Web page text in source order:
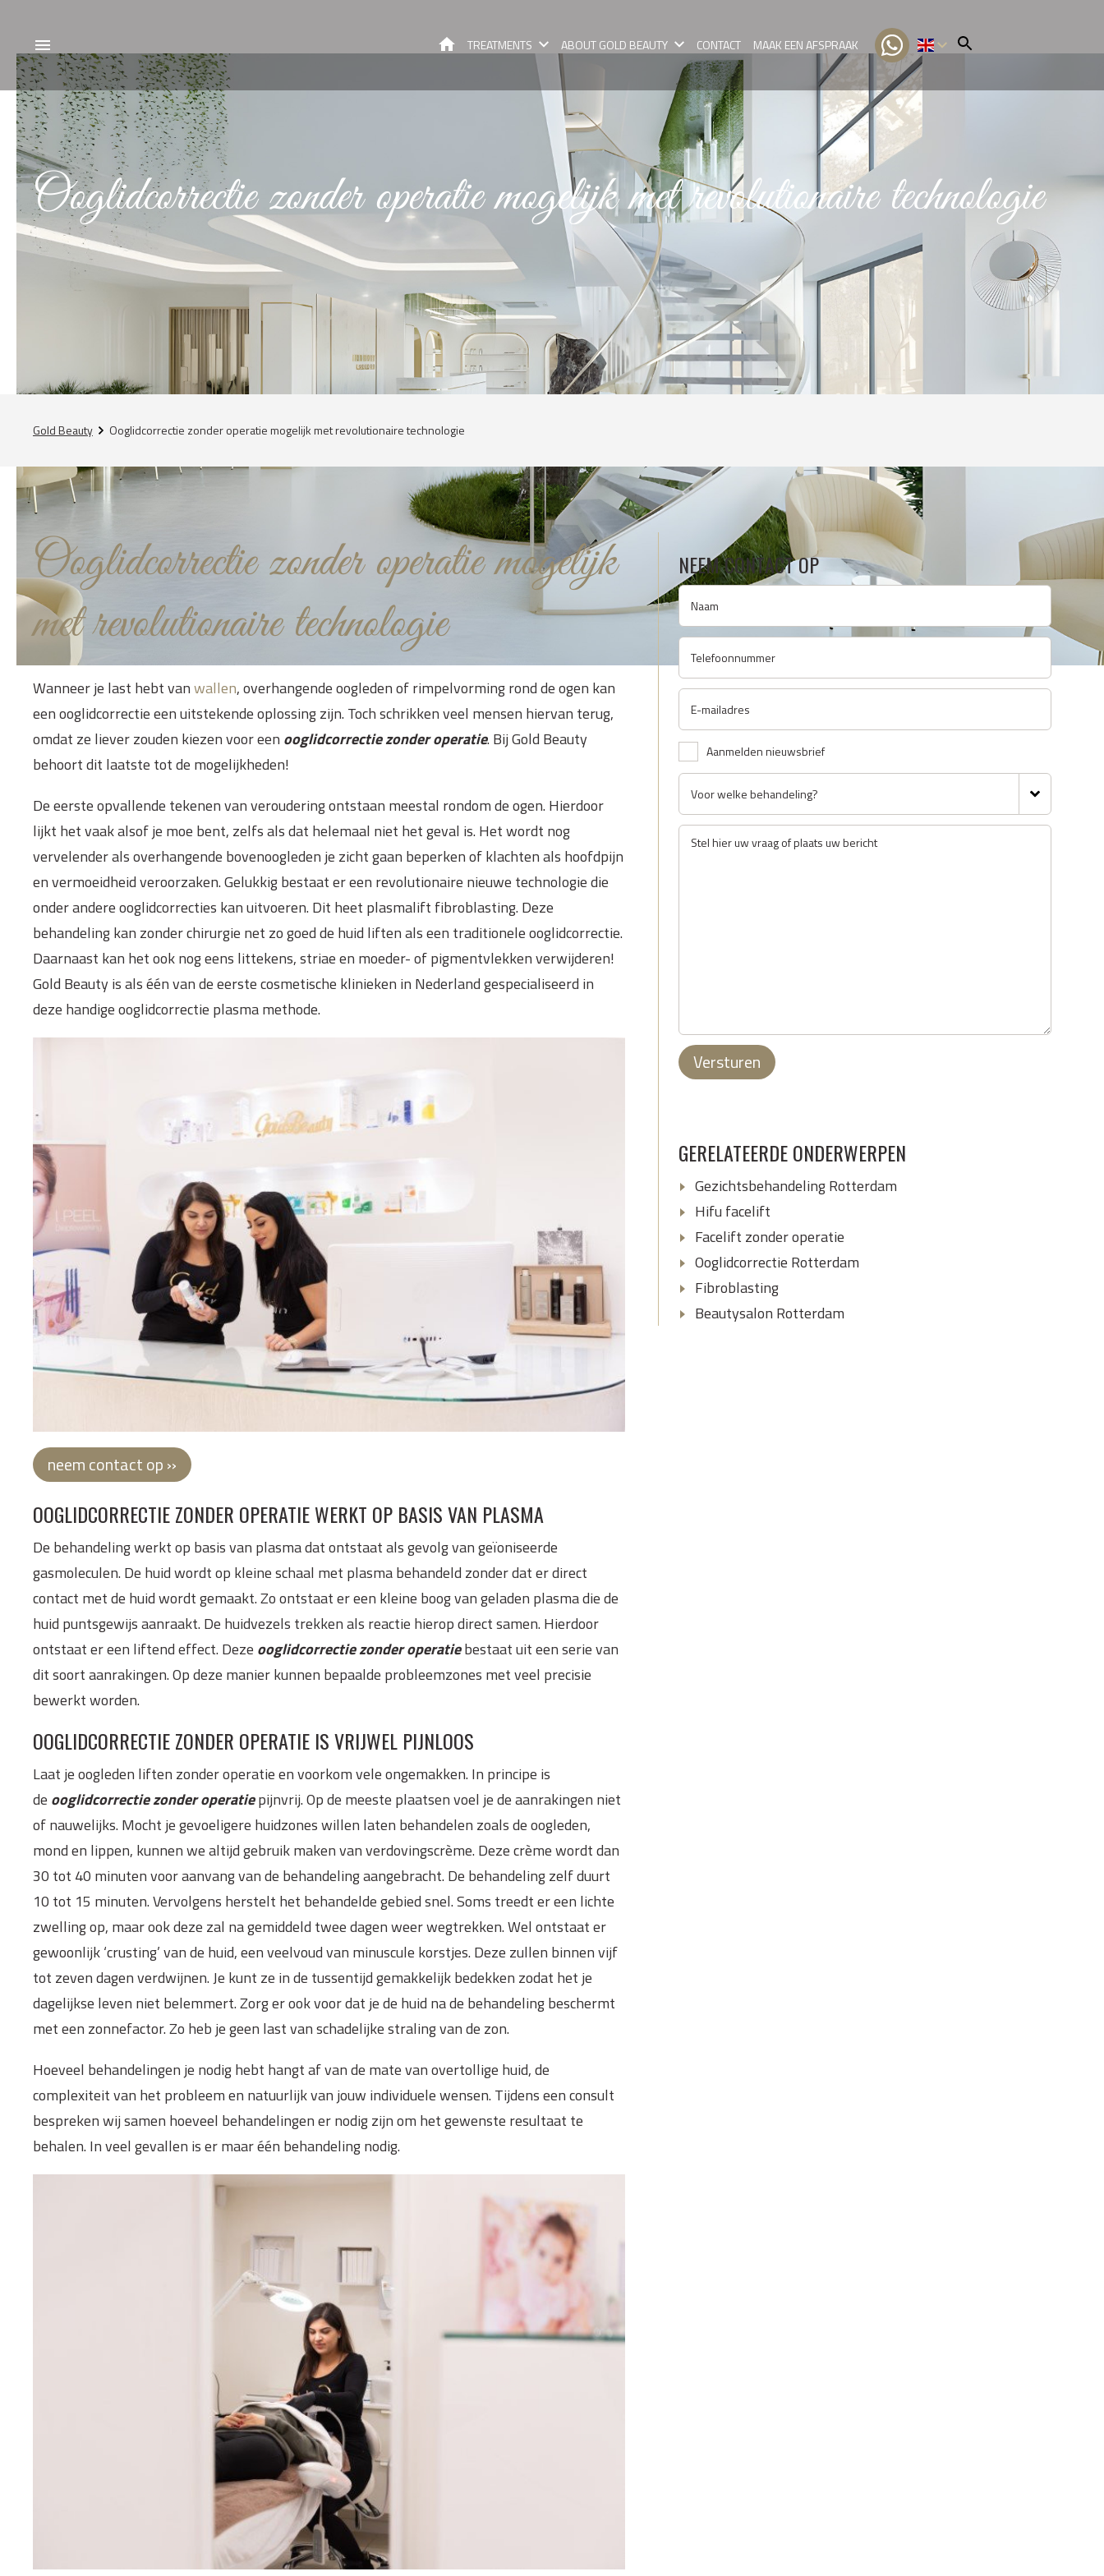
GOLD BEAUTY
TREATMENTS ABOUT GOLD BEAUTY CONTACT MAAK EEN AFSPRAAK
NL
Ooglidcorrectie zonder operatie mogelijk met revolutionaire technologie
Gold Beauty Ooglidcorrectie zonder operatie mogelijk met revolutionaire technologie
Ooglidcorrectie zonder operatie mogelijk
met revolutionaire technologie
Wanneer je last hebt vanwallen, overhangende oogleden of rimpelvorming rond de ogen kan
een ooglidcorrectie een uitstekende oplossing zijn. Toch schrikken veel mensen hiervan terug,
omdat ze liever zouden kiezen voor een ooglidcorrectie zonder operatie. Bij Gold Beauty
behoort dit laatste tot de mogelijkheden!
De eerste opvallende tekenen van veroudering ontstaan meestal rondom de ogen. Hierdoor
lijkt het vaak alsof je moe bent, zelfs als dat helemaal niet het geval is. Het wordt nog
vervelender als overhangende bovenoogleden je zicht gaan beperken of klachten als hoofdpijn
en vermoeidheid veroorzaken. Gelukkig bestaat er een revolutionaire nieuwe technologie die
onder andere ooglidcorrecties kan uitvoeren. Dit heet plasmalift fibroblasting. Deze
behandeling kan zonder chirurgie net zo goed de huid liften als een traditionele ooglidcorrectie.
Daarnaast kan het ook nog eens littekens, striae en moeder- of pigmentvlekken verwijderen!
Gold Beauty is als één van de eerste cosmetische klinieken in Nederland gespecialiseerd in
deze handige ooglidcorrectie plasma methode.
neem contact op ››
OOGLIDCORRECTIE ZONDER OPERATIE WERKT OP BASIS VAN PLASMA
De behandeling werkt op basis van plasma dat ontstaat als gevolg van geïoniseerde
gasmoleculen. De huid wordt op kleine schaal met plasma behandeld zonder dat er direct
contact met de huid wordt gemaakt. Zo ontstaat er een kleine boog van geladen plasma die de
huid puntsgewijs aanraakt. De huidvezels trekken als reactie hierop direct samen. Hierdoor
ontstaat er een liftend effect. Deze ooglidcorrectie zonder operatiebestaat uit een serie van
dit soort aanrakingen. Op deze manier kunnen bepaalde probleemzones met veel precisie
bewerkt worden.
OOGLIDCORRECTIE ZONDER OPERATIE IS VRIJWEL PIJNLOOS
Laat je oogleden liften zonder operatie en voorkom vele ongemakken. In principe is
de ooglidcorrectie zonder operatiepijnvrij. Op de meeste plaatsen voel je de aanrakingen niet
of nauwelijks. Mocht je gevoeligere huidzones willen laten behandelen zoals de oogleden,
mond en lippen, kunnen we altijd gebruik maken van verdovingscrème. Deze crème wordt dan
30 tot 40 minuten voor aanvang van de behandeling aangebracht. De behandeling zelf duurt
10 tot 15 minuten. Vervolgens herstelt het behandelde gebied snel. Soms treedt er een lichte
zwelling op, maar ook deze zal na gemiddeld twee dagen weer wegtrekken. Wel ontstaat er
gewoonlijk ‘crusting’ van de huid, een veelvoud van minuscule korstjes. Deze zullen binnen vijf
tot zeven dagen verdwijnen. Je kunt ze in de tussentijd gemakkelijk bedekken zodat het je
dagelijkse leven niet belemmert. Zorg er ook voor dat je de huid na de behandeling beschermt
met een zonnefactor. Zo heb je geen last van schadelijke straling van de zon.
Hoeveel behandelingen je nodig hebt hangt af van de mate van overtollige huid, de
complexiteit van het probleem en natuurlijk van jouw individuele wensen. Tijdens een consult
bespreken wij samen hoeveel behandelingen er nodig zijn om het gewenste resultaat te
behalen. In veel gevallen is er maar één behandeling nodig.
NEEM CONTACT OP
Aanmelden nieuwsbrief
Versturen
GERELATEERDE ONDERWERPEN
Gezichtsbehandeling Rotterdam
Hifu facelift
Facelift zonder operatie
Ooglidcorrectie Rotterdam
Fibroblasting
Beautysalon Rotterdam